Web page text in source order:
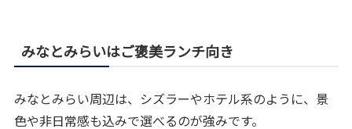
みなとみらいはご褒美ランチ向き
みなとみらい周辺は、シズラーやホテル系のように、景
色や非日常感も込みで選べるのが強みです。